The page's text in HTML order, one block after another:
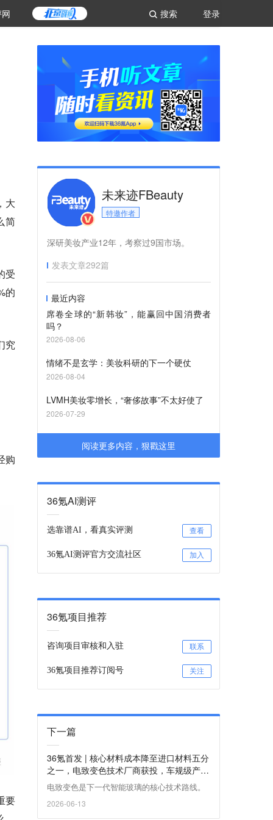
登录
搜索
大
简
受
的
究
购
要
未来迹FBeauty
特邀作者
深研美妆产业12年，考察过9国市场。
发表文章292篇
最近内容
席卷全球的“新韩妆”，能赢回中国消费者
吗？
2026-08-06
情绪不是玄学：美妆科研的下一个硬仗
2026-08-04
LVMH美妆零增长，“奢侈故事”不太好使了
2026-07-29
阅读更多内容，狠戳这里
36氪AI测评
选靠谱AI，看真实评测 查看
36氪AI测评官方交流社区 加入
36氪项目推荐
咨询项目审核和入驻 联系
36氪项目推荐订阅号 关注
下一篇
36氪首发 | 核心材料成本降至进口材料五分
之一，电致变色技术厂商获投，车规级产线
建设中
电致变色是下一代智能玻璃的核心技术路线。
2026-06-13